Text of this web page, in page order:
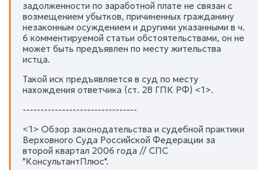
задолженности по заработной плате не связан с
возмещением убытков, причиненных гражданину
незаконным осуждением и другими указанными в ч.
6 комментируемой статьи обстоятельствами, он не
может быть предъявлен по месту жительства
истца.
Такой иск предъявляется в суд по месту
нахождения ответчика (ст. 28 ГПК РФ) <1>.
--------------------------------
<1> Обзор законодательства и судебной практики
Верховного Суда Российской Федерации за
второй квартал 2006 года // СПС
"КонсультантПлюс".